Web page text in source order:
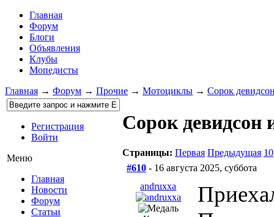
Главная
Форум
Блоги
Объявления
Клубы
Мопедисты
Главная → Форум → Прочие → Мотоциклы → Сорок
Регистрация
Войти
Меню
Главная
Новости
Форум
Статьи
Сорок девидсон
Страницы: Первая Предыдущая 10
#610 - 16 августа 2025, суббота
andruxxa